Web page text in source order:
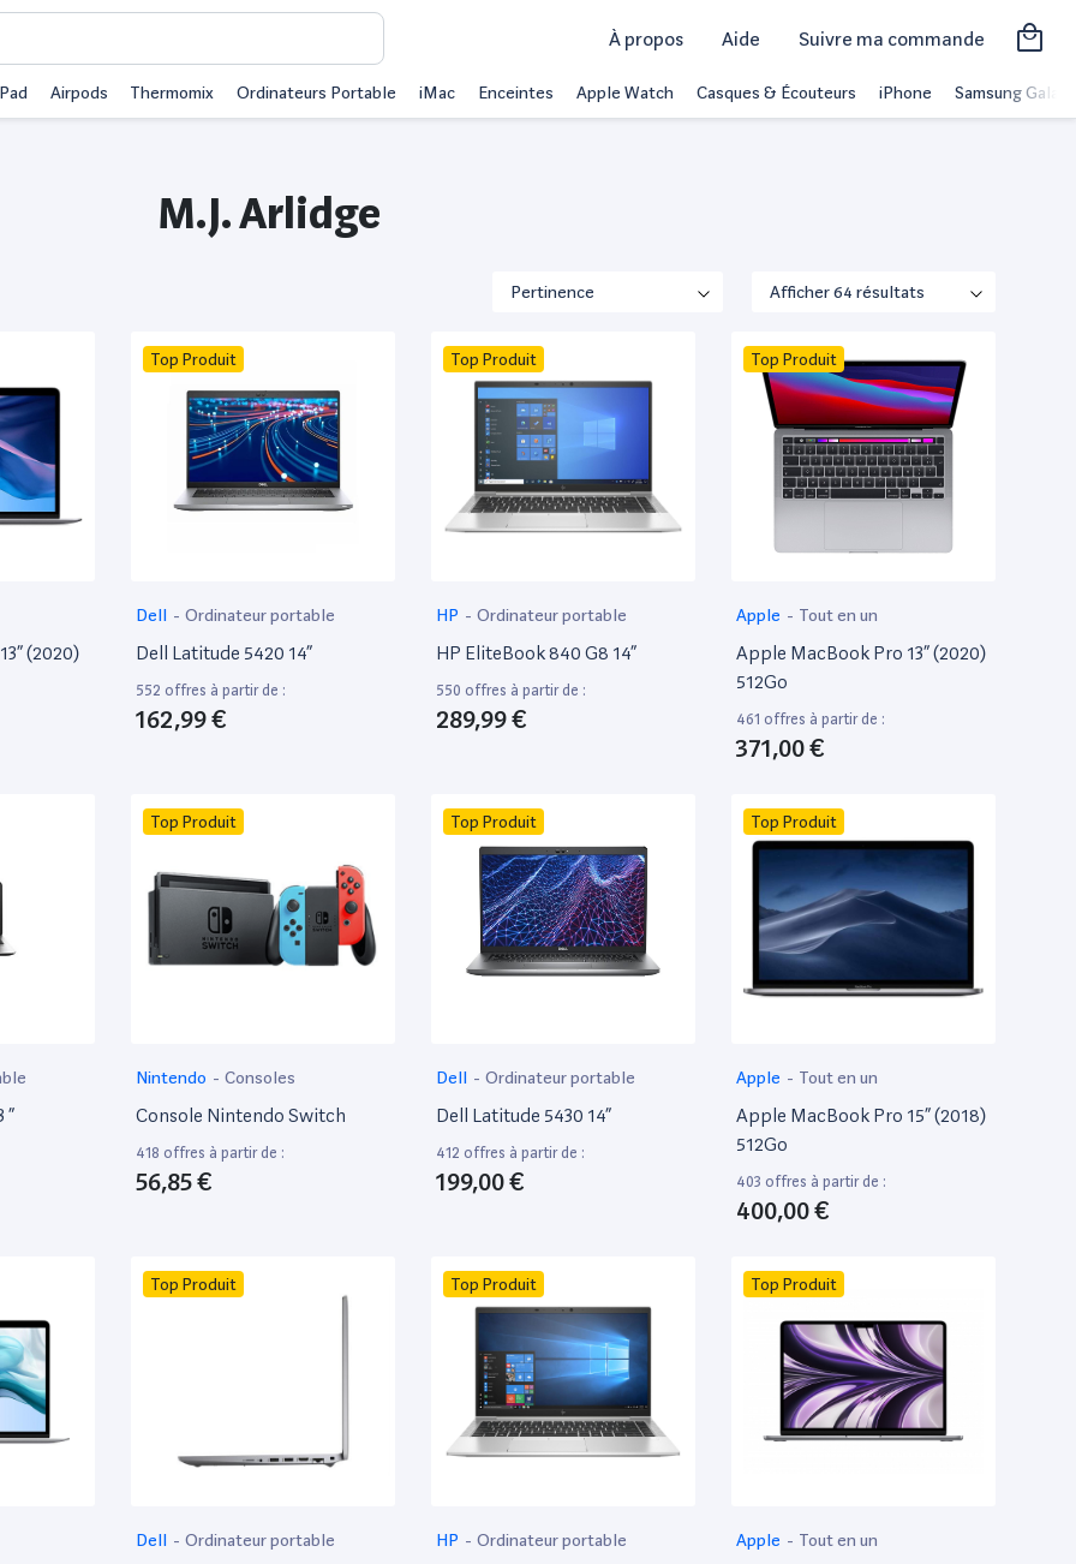
À propos Aide Suivre ma commande
Airpods Thermomix Ordinateurs Portable iMac Enceintes Apple Watch Casques & Écouteurs iPhone Samsung Galaxy
M.J. Arlidge
(2020)
Top Produit
Dell - Ordinateur portable
Dell Latitude 5420 14”
552 offres à partir de :
162,99 €
Top Produit
HP - Ordinateur portable
HP EliteBook 840 G8 14”
550 offres à partir de :
289,99 €
Top Produit
Apple - Tout en un
Apple MacBook Pro 13” (2020)
512Go
461 offres à partir de :
371,00 €
”
Top Produit
Nintendo - Consoles
Console Nintendo Switch
418 offres à partir de :
56,85 €
Top Produit
Dell - Ordinateur portable
Dell Latitude 5430 14”
412 offres à partir de :
199,00 €
Top Produit
Apple - Tout en un
Apple MacBook Pro 15” (2018)
512Go
403 offres à partir de :
400,00 €
Top Produit
Dell - Ordinateur portable
Top Produit
HP - Ordinateur portable
Top Produit
Apple - Tout en un